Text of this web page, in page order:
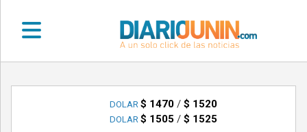
•
DOLAR $ 1470/ $ 1520
DOLAR $ 1505 / $ 1525